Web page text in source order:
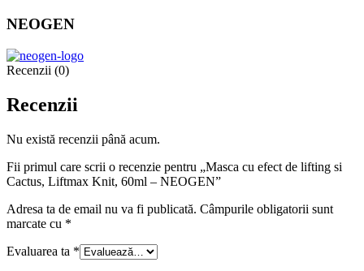
NEOGEN
Recenzii (0)
Recenzii
Nu există recenzii până acum.
Fii primul care scrii o recenzie pentru „Masca cu efect de lifting si
Cactus, Liftmax Knit, 60ml – NEOGEN”
Adresa ta de email nu va fi publicată. Câmpurile obligatorii sunt
marcate cu *
Evaluarea ta *